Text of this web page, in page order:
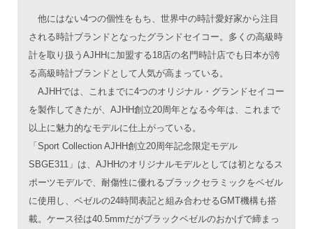
他にはない4つの個性をもち、世界中の時計愛好家から注目
される時計ブランドとなったグランドセイコー。多くの高級時
計を取り扱うAJHHに加盟する18店の名門時計店でも日本が誇
る高級時計ブランドとして人気が高まっている。
AJHHでは、これまでに4つのオリジナル・グランドセイコー
を製作してきたが、AJHH創立20周年となる今年は、これまで
以上に魅力的なモデルに仕上がっている。
「Sport Collection AJHH創立20周年記念限定モデル
SBGE311」は、AJHHのオリジナルモデルとしては初となるス
ポーツモデルで、耐傷性に優れるブラックセラミックをベゼル
に使用し、ベゼルの24時間表記と組み合わせるGMT機構も搭
載。ケース径は40.5mmだがブラックベゼルのおかげで締まっ